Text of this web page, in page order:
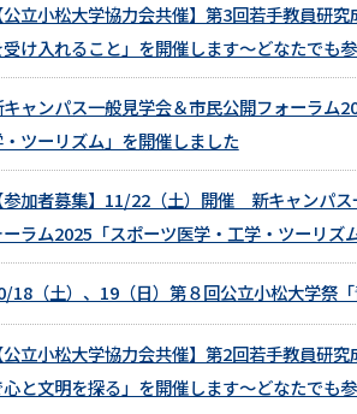
公立小松大学協力会共催】第3回若手教員研
受け入れること」を開催します～どなたでも
キャンパス一般見学会＆市民公開フォーラム
・ツーリズム」を開催しました
参加者募集】11/22（土）開催 新キャンパ
ーラム2025「スポーツ医学・工学・ツーリズム
18（土）、19（日）第８回公立小松大学祭
公立小松大学協力会共催】第2回若手教員研
心と文明を探る」を開催します～どなたでも